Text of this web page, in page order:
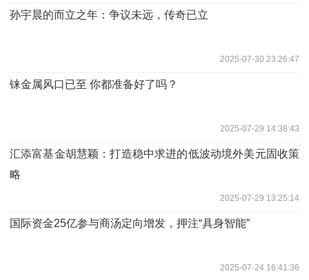
孙宇晨的而立之年：争议未远，传奇已立
2025-07-30 23:26:47
铼金属风口已至 你都准备好了吗？
2025-07-29 14:38:43
汇添富基金胡慧颖：打造稳中求进的低波动境外美元固收策
略
2025-07-29 13:25:14
国际资金25亿参与商汤定向增发，押注“具身智能”
2025-07-24 16:41:36